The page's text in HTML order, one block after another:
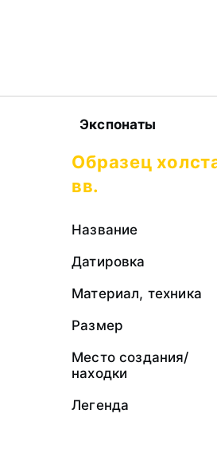
Экспонаты
Образец
вв.
Название
Датировка
Материал, техника
Размер
Место создания/
находки
Легенда